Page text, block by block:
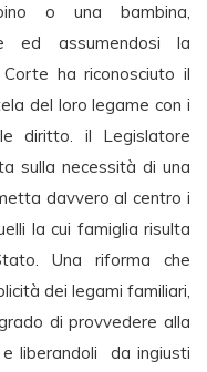
o una bambina,
ed assumendosi la
ha riconosciuto il
del loro legame con i
diritto. il Legislatore
sulla necessità di una
davvero al centro i
la cui famiglia risulta
Una riforma che
dei legami familiari,
di provvedere alla
liberandoli da ingiusti